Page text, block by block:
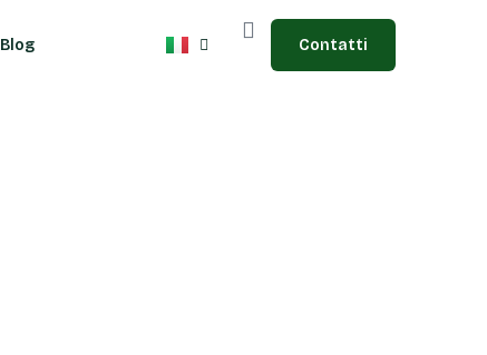
Blog Contatti
Blog Contatti